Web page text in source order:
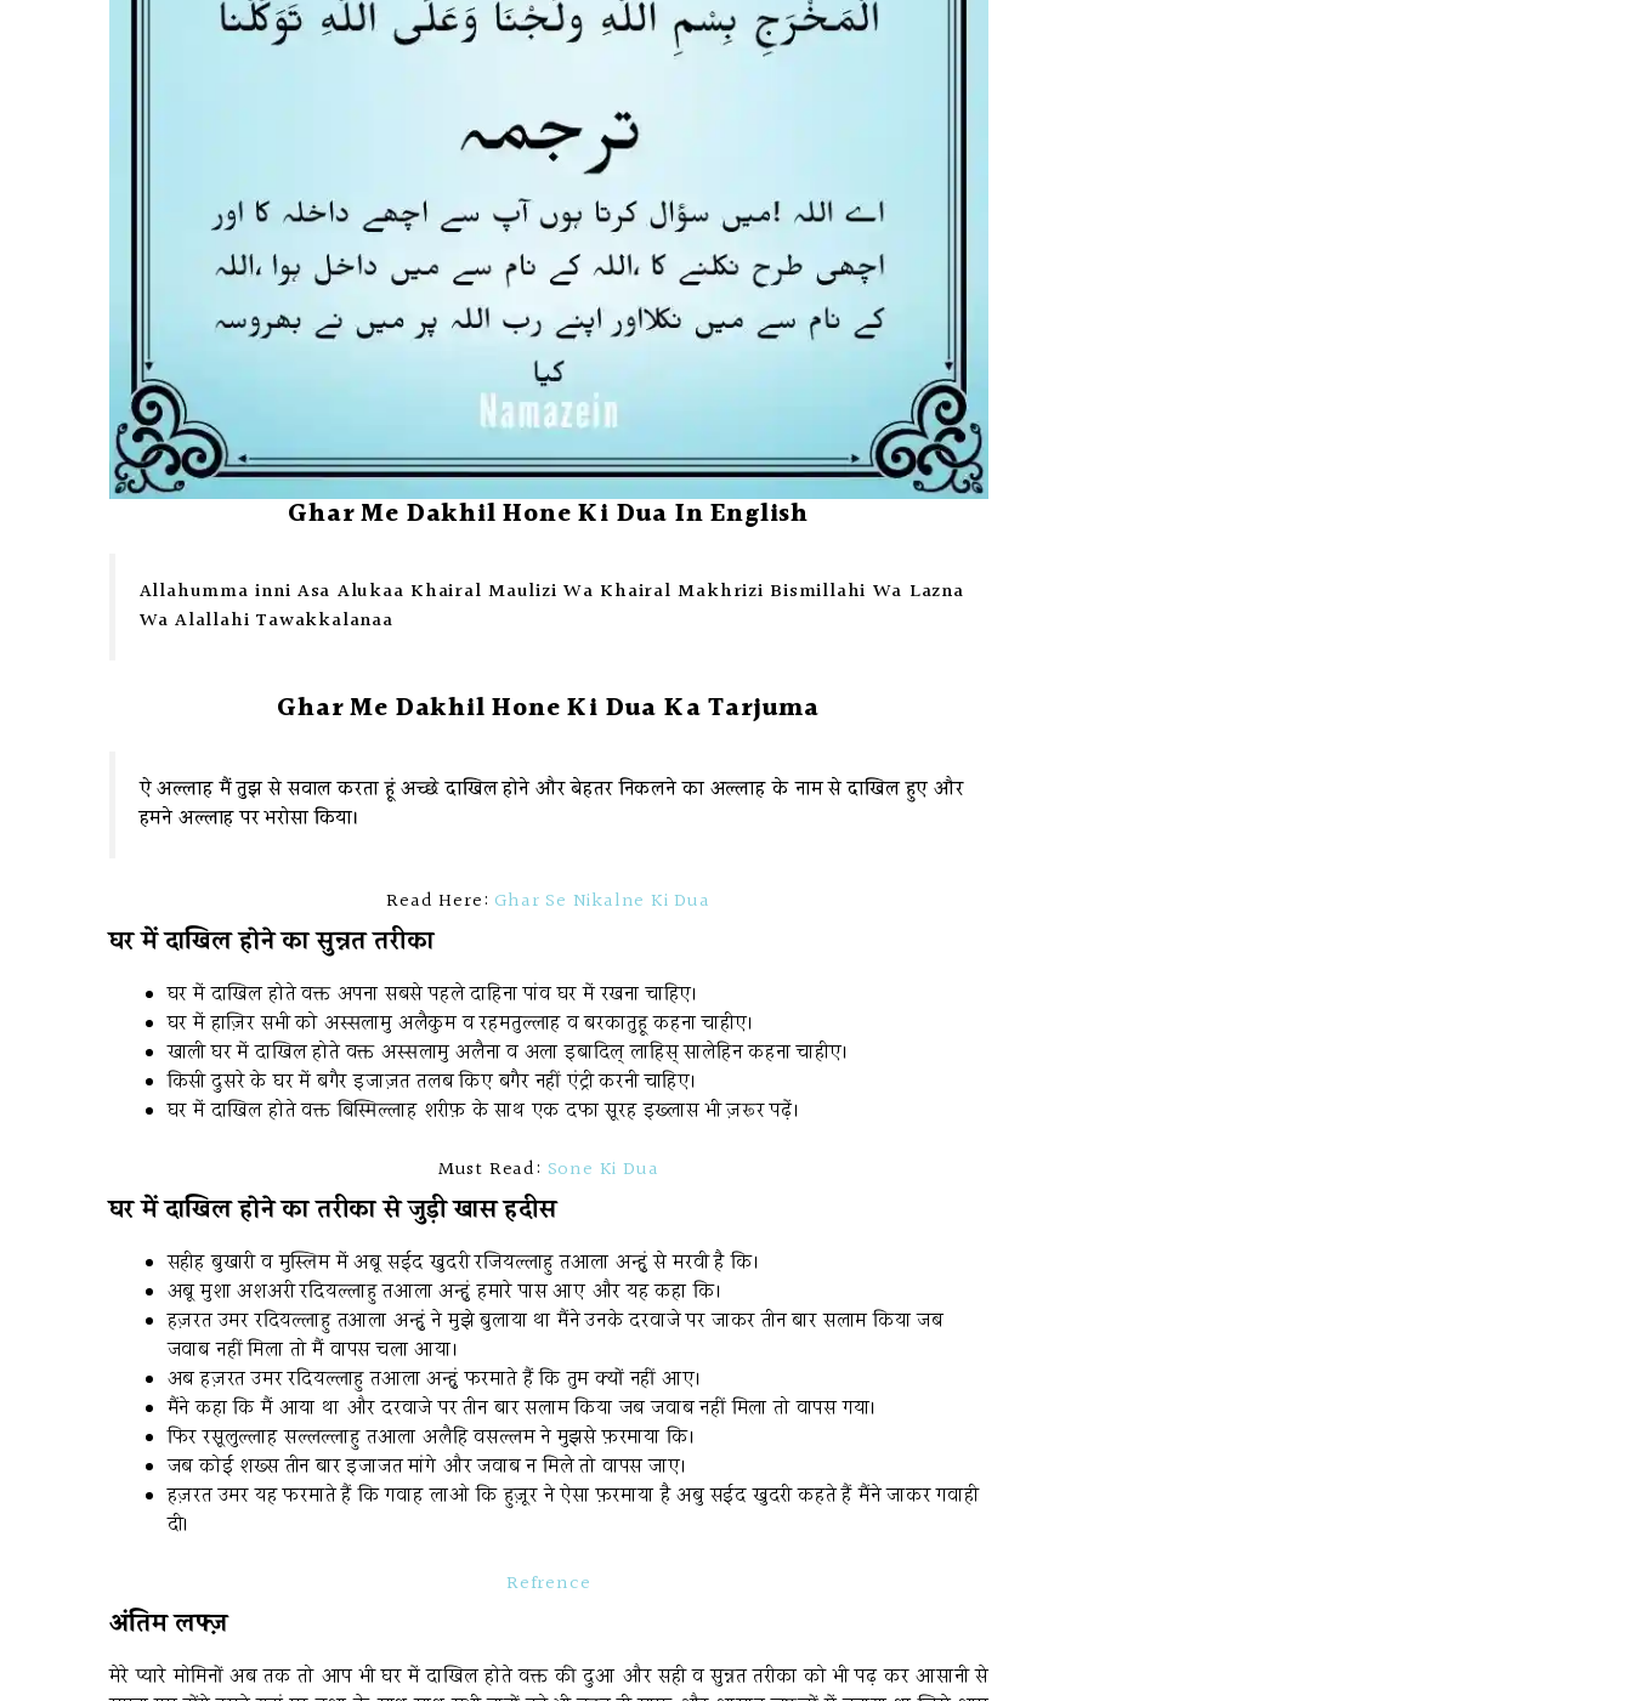
Ghar Me Dakhil Hone Ki Dua In English
Allahumma inni Asa Alukaa Khairal Maulizi Wa Khairal Makhrizi Bismillahi Wa Lazna
Wa Alallahi Tawakkalanaa
Ghar Me Dakhil Hone Ki Dua Ka Tarjuma
ऐ अल्लाह मैं तुझ से सवाल करता हूं अच्छे दाखिल होने और बेहतर निकलने का अल्लाह के नाम से दाखिल हुए और
हमने अल्लाह पर भरोसा किया।
Read Here: Ghar Se Nikalne Ki Dua
घर में दाखिल होने का सुन्नत तरीका
घर में दाखिल होते वक्त अपना सबसे पहले दाहिना पांव घर में रखना चाहिए।
घर में हाज़िर सभी को अस्सलामु अलैकुम व रहमतुल्लाह व बरकातुहू कहना चाहीए।
खाली घर में दाखिल होते वक्त अस्सलामु अलैना व अला इबादिल् लाहिस् सालेहिन कहना चाहीए।
किसी दुसरे के घर में बगैर इजाज़त तलब किए बगैर नहीं एंट्री करनी चाहिए।
घर में दाखिल होते वक्त बिस्मिल्लाह शरीफ़ के साथ एक दफा सूरह इख्लास भी ज़रूर पढ़ें।
Must Read: Sone Ki Dua
घर में दाखिल होने का तरीका से जुड़ी खास हदीस
सहीह बुखारी व मुस्लिम में अबू सईद खुदरी रजियल्लाहु तआला अन्हुं से मरवी है कि।
अबू मुशा अशअरी रदियल्लाहु तआला अन्हुं हमारे पास आए और यह कहा कि।
हज़रत उमर रदियल्लाहु तआला अन्हुं ने मुझे बुलाया था मैंने उनके दरवाजे पर जाकर तीन बार सलाम किया जब
जवाब नहीं मिला तो मैं वापस चला आया।
अब हज़रत उमर रदियल्लाहु तआला अन्हुं फरमाते हैं कि तुम क्यों नहीं आए।
मैंने कहा कि मैं आया था और दरवाजे पर तीन बार सलाम किया जब जवाब नहीं मिला तो वापस गया।
फिर रसूलुल्लाह सल्लल्लाहु तआला अलैहि वसल्लम ने मुझसे फ़रमाया कि।
जब कोई शख्स तीन बार इजाजत मांगे और जवाब न मिले तो वापस जाए।
हज़रत उमर यह फरमाते हैं कि गवाह लाओ कि हुज़ूर ने ऐसा फ़रमाया है अबु सईद खुदरी कहते हैं मैंने जाकर गवाही
दी।
Refrence
अंतिम लफ्ज़
मेरे प्यारे मोमिनों अब तक तो आप भी घर में दाखिल होते वक्त की दुआ और सही व सुन्नत तरीका को भी पढ़ कर आसानी से